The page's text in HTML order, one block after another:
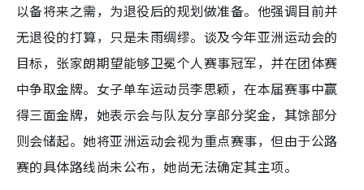
以备将来之需，为退役后的规划做准备。他强调目前并
无退役的打算，只是未雨绸缪。谈及今年亚洲运动会的
目标，张家朗期望能够卫冕个人赛事冠军，并在团体赛
中争取金牌。女子单车运动员李思颖，在本届赛事中赢
得三面金牌，她表示会与队友分享部分奖金，其馀部分
则会储起。她将亚洲运动会视为重点赛事，但由于公路
赛的具体路线尚未公布，她尚无法确定其主项。